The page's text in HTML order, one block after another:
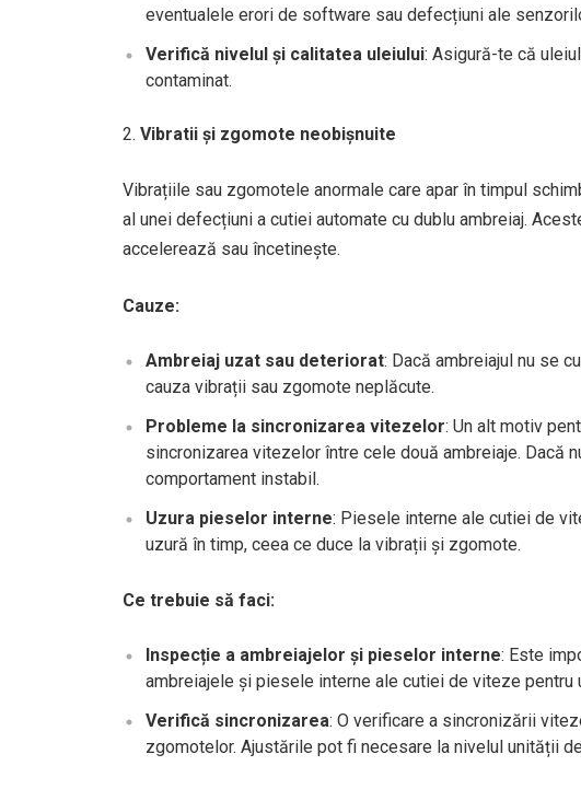
eventualele erori de software sau defecțiuni ale
Verifică nivelul și calitatea uleiului: Asigură-te că
contaminat.
Vibratii și zgomote neobișnuite
Vibrațiile sau zgomotele anormale care apar în timpul
al unei defecțiuni a cutiei automate cu dublu ambreiaj.
accelerează sau încetinește.
Cauze:
Ambreiaj uzat sau deteriorat: Dacă ambreiajul nu se
cauza vibrații sau zgomote neplăcute.
Probleme la sincronizarea vitezelor: Un alt motiv
sincronizarea vitezelor între cele două ambreiaje. Dacă
comportament instabil.
Uzura pieselor interne: Piesele interne ale cutiei de
uzură în timp, ceea ce duce la vibrații și zgomote.
Ce trebuie să faci:
Inspecție a ambreiajelor și pieselor interne: Este
ambreiajele și piesele interne ale cutiei de viteze pentru
Verifică sincronizarea: O verificare a sincronizării
zgomotelor. Ajustările pot fi necesare la nivelul unității